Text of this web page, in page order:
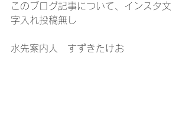
このブログ記事について、インスタ文
字入れ投稿無し
水先案内人　すずきたけお